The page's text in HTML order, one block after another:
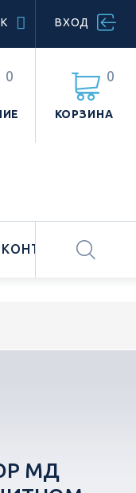
ВХОД
КОРЗИНА
0
0
КОНТАКТЫ
МД